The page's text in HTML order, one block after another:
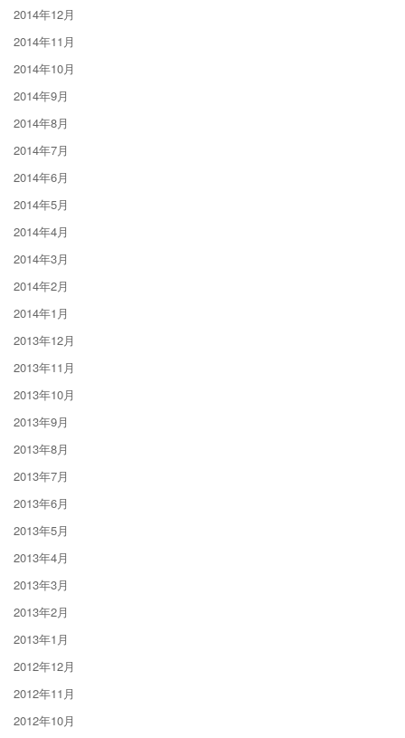
2014年12月
2014年11月
2014年10月
2014年9月
2014年8月
2014年7月
2014年6月
2014年5月
2014年4月
2014年3月
2014年2月
2014年1月
2013年12月
2013年11月
2013年10月
2013年9月
2013年8月
2013年7月
2013年6月
2013年5月
2013年4月
2013年3月
2013年2月
2013年1月
2012年12月
2012年11月
2012年10月